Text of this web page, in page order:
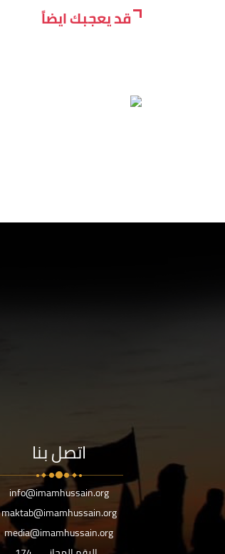
قد يعجبك ايضاً
اتصل بنا
info@imamhussain.org
maktab@imamhussain.org
media@imamhussain.org